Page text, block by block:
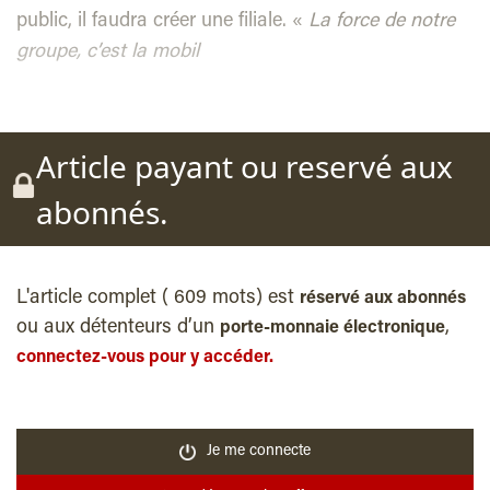
public, il faudra créer une filiale. « La force de notre
groupe, c’est la mobil
Article payant ou reservé aux
abonnés.
L'article complet ( 609 mots) est réservé aux abonnés
ou aux détenteurs d’un porte-monnaie électronique,
connectez-vous pour y accéder.
Je me connecte